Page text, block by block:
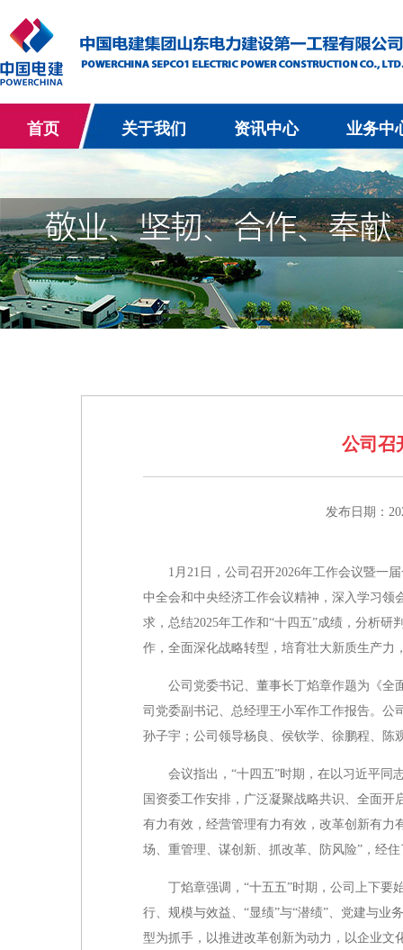
首页 关于我们 资讯中心 业务中
公司召
发布日期：
1月21日，公司召开2026年工作会议暨一
中全会和中央经济工作会议精神，深入学习领
求，总结2025年工作和“十四五”成绩，分析
作，全面深化战略转型，培育壮大新质生产力
公司党委书记、董事长丁焰章作题为《全
司党委副书记、总经理王小军作工作报告。公
孙子宇；公司领导杨良、侯钦学、徐鹏程、陈
会议指出，“十四五”时期，在以习近平同
国资委工作安排，广泛凝聚战略共识、全面
有力有效，经营管理有力有效，改革创新有力
场、重管理、谋创新、抓改革、防风险”，经
丁焰章强调，“十五五”时期，公司上下要
行、规模与效益、“显绩”与“潜绩”、党建与业
型为抓手，以推进改革创新为动力，以企业文